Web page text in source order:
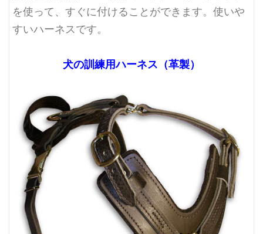
を使って、すぐに付けることができます。使いや
すいハーネスです。
犬の訓練用ハーネス（革製）